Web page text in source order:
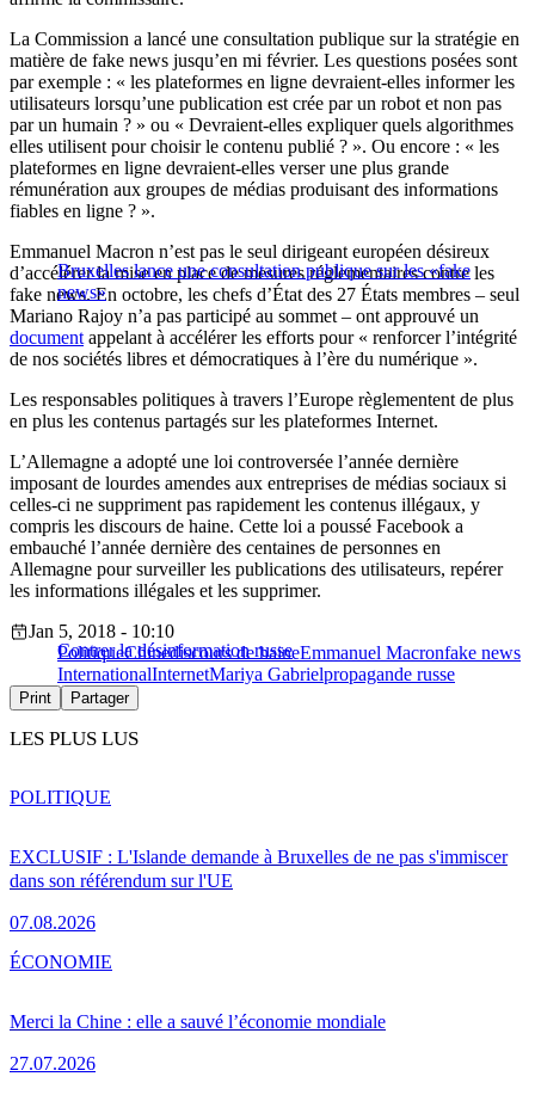
La Commission a lancé une consultation publique sur la stratégie en
matière de fake news jusqu’en mi février. Les questions posées sont
par exemple : « les plateformes en ligne devraient-elles informer les
utilisateurs lorsqu’une publication est crée par un robot et non pas
par un humain ? » ou « Devraient-elles expliquer quels algorithmes
elles utilisent pour choisir le contenu publié ? ». Ou encore : « les
plateformes en ligne devraient-elles verser une plus grande
rémunération aux groupes de médias produisant des informations
fiables en ligne ? ».
Bruxelles lance une consultation publique sur les «fake
news»
Emmanuel Macron n’est pas le seul dirigeant européen désireux
d’accélérer la mise en place de mesures réglementaires contre les
fake news. En octobre, les chefs d’État des 27 États membres – seul
Mariano Rajoy n’a pas participé au sommet – ont approuvé un
document appelant à accélérer les efforts pour « renforcer l’intégrité
de nos sociétés libres et démocratiques à l’ère du numérique ».
Les responsables politiques à travers l’Europe règlementent de plus
en plus les contenus partagés sur les plateformes Internet.
L’Allemagne a adopté une loi controversée l’année dernière
imposant de lourdes amendes aux entreprises de médias sociaux si
celles-ci ne suppriment pas rapidement les contenus illégaux, y
compris les discours de haine. Cette loi a poussé Facebook a
embauché l’année dernière des centaines de personnes en
Allemagne pour surveiller les publications des utilisateurs, repérer
les informations illégales et les supprimer.
Contrer la désinformation russe
Jan 5, 2018 - 10:10
PolitiqueChinediscours de haineEmmanuel Macronfake news
InternationalInternetMariya Gabrielpropagande russe
Print Partager
LES PLUS LUS
EXCLUSIF : L'Islande demande à Bruxelles de ne pas s'immiscer
dans son référendum sur l'UE
07.08.2026
POLITIQUE
Merci la Chine : elle a sauvé l’économie mondiale
27.07.2026
ÉCONOMIE